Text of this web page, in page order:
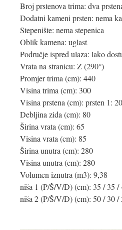
Broj prstenova trima: dva
Dodatni kameni prsten: nema
Stepenište: nema stepenica
Oblik kamena: uglast
Područje ispred ulaza: lako
Vrata na stranicu: Z (290°)
Promjer trima (cm): 440
Visina trima (cm): 300
Visina prstena (cm): prsten 1:
Debljina zida (cm): 80
Širina vrata (cm): 65
Visina vrata (cm): 85
Širina unutra (cm): 280
Visina unutra (cm): 280
Volumen iznutra (m3): 9,38
niša 1 (P/Š/V/D) (cm): 35 / 35 /
niša 2 (P/Š/V/D) (cm): 50 / 30 /